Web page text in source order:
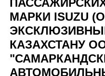
МАРКИ ISUZU
КАЗАХСТАНУ